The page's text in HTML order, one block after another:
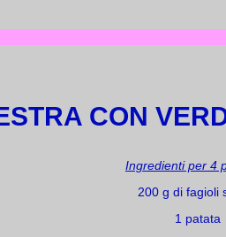
CON
Ingredienti per 4
200 g di fagioli
1 patata